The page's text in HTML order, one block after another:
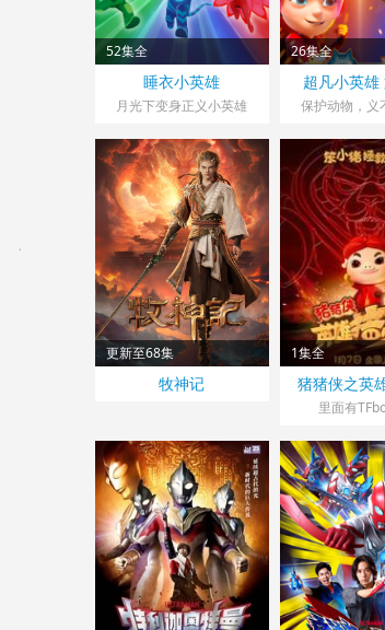
52集全
睡衣小英雄
月光下变身正义小英雄
26集全
超凡小英雄
保护动物，义
更新至68集
牧神记
1集全
猪猪侠之英
里面有